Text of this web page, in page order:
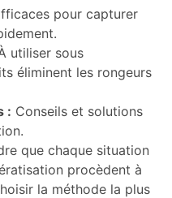
pour capturer
utiliser sous
éliminent les rongeurs
: Conseils et solutions
que chaque situation
procèdent à
la méthode la plus